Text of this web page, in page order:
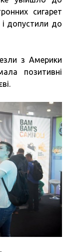
сигарет
допустили до
з Америки
позитивні